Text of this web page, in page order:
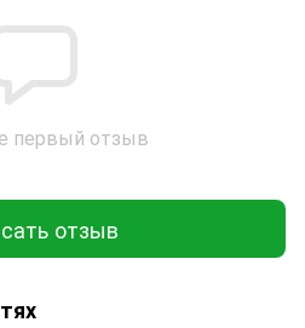
первый отзыв
отзыв